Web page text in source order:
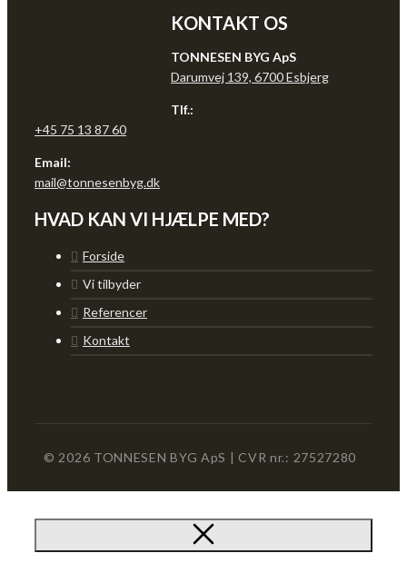
KONTAKT OS
TONNESEN BYG ApS
Darumvej 139, 6700 Esbjerg
Tlf.:
+45 75 13 87 60
Email:
mail@tonnesenbyg.dk
HVAD KAN VI HJÆLPE MED?
Forside
Vi tilbyder
Referencer
Kontakt
© 2026 TONNESEN BYG ApS | CVR nr.: 27527280